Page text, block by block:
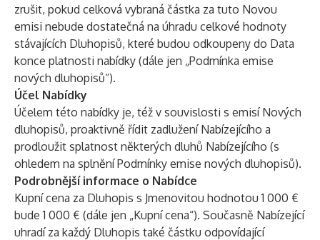
zrušit, pokud celková vybraná částka za tuto Novou
emisi nebude dostatečná na úhradu celkové hodnoty
stávajících Dluhopisů, které budou odkoupeny do Data
konce platnosti nabídky (dále jen „Podmínka emise
nových dluhopisů“).
Účel Nabídky
Účelem této nabídky je, též v souvislosti s emisí Nových
dluhopisů, proaktivně řídit zadlužení Nabízejícího a
prodloužit splatnost některých dluhů Nabízejícího (s
ohledem na splnění Podmínky emise nových dluhopisů).
Podrobnější informace o Nabídce
Kupní cena za Dluhopis s Jmenovitou hodnotou 1 000 €
bude 1 000 € (dále jen „Kupní cena“). Současně Nabízející
uhradí za každý Dluhopis také částku odpovídající